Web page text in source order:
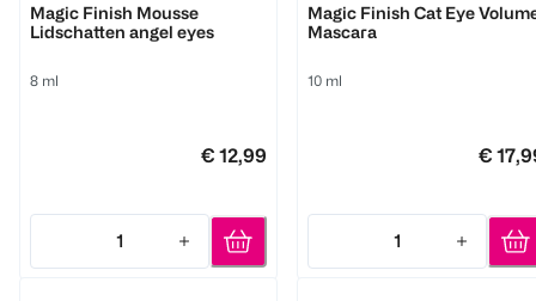
Magic Finish Mousse
Lidschatten angel eyes
8 ml
€ 12,99
1
Quantity: 1
Magic Finish Cat Eye
Mascara
10 ml
€
1
Quantity: 1